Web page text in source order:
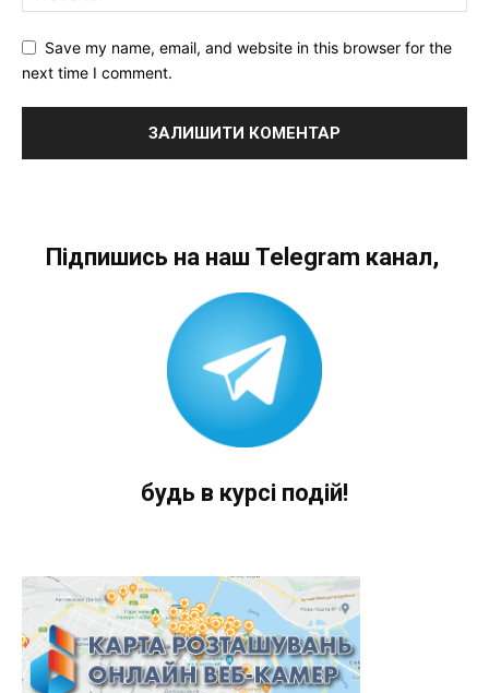
Save my name, email, and website in this browser for the
next time I comment.
Підпишись на наш Telegram канал,
будь в курсі подій!